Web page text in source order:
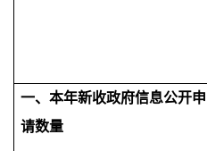
一、本年新收政府信息公开申
请数量